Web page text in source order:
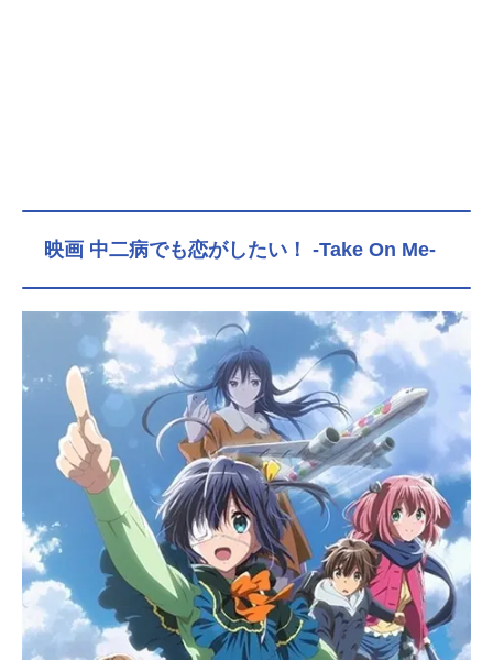
映画 中二病でも恋がしたい！ -Take On Me-